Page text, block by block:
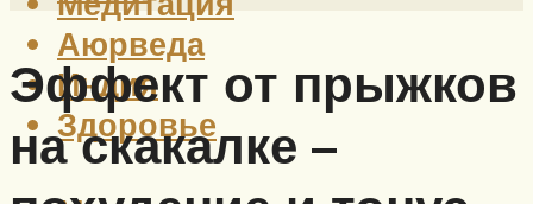
Аюрведа
Индия
Здоровье
Эффект от прыжков
на скакалке –